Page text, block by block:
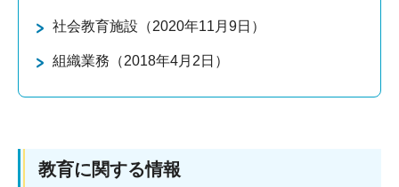
社会教育施設（2020年11月9日）
組織業務（2018年4月2日）
教育に関する情報